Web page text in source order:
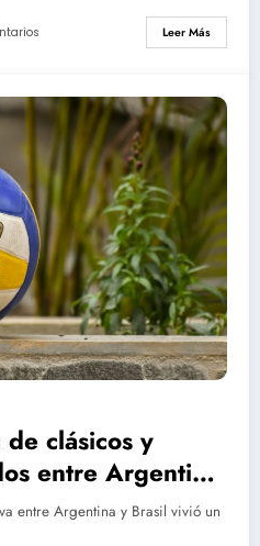
Leer Más
clásicos y
entre Argentina
entre Argentina y Brasil vivió un